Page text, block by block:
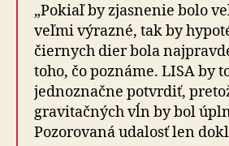
„Pokiaľ by zjasnenie bolo
veľmi výrazné, tak by
čiernych dier bola
toho, čo poznáme. LISA by
jednoznačne potvrdiť,
gravitačných vĺn by bol
Pozorovaná udalosť len